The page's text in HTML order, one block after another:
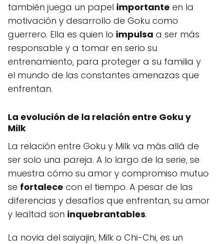
también juega un papel importante en la
motivación y desarrollo de Goku como
guerrero. Ella es quien lo impulsa a ser más
responsable y a tomar en serio su
entrenamiento, para proteger a su familia y
el mundo de las constantes amenazas que
enfrentan.
La evolución de la relación entre Goku y
Milk
La relación entre Goku y Milk va más allá de
ser solo una pareja. A lo largo de la serie, se
muestra cómo su amor y compromiso mutuo
se fortalece con el tiempo. A pesar de las
diferencias y desafíos que enfrentan, su amor
y lealtad son inquebrantables.
La novia del saiyajin, Milk o Chi-Chi, es un